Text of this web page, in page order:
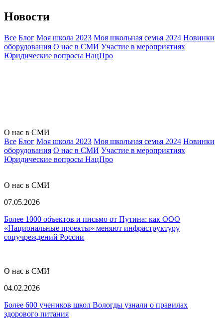
Новости
Все Блог Моя школа 2023 Моя школьная семья 2024 Новинки
оборудования О нас в СМИ Участие в мероприятиях
Юридические вопросы НацПро
О нас в СМИ
Все Блог Моя школа 2023 Моя школьная семья 2024 Новинки
оборудования О нас в СМИ Участие в мероприятиях
Юридические вопросы НацПро
О нас в СМИ
07.05.2026
Более 1000 объектов и письмо от Путина: как ООО
«Национальные проекты» меняют инфраструктуру
соцучреждений России
О нас в СМИ
04.02.2026
Более 600 учеников школ Вологды узнали о правилах
здорового питания